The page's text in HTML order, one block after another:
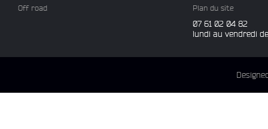
Off road
Plan du site
07 61 02 04 82
lundi au vendredi